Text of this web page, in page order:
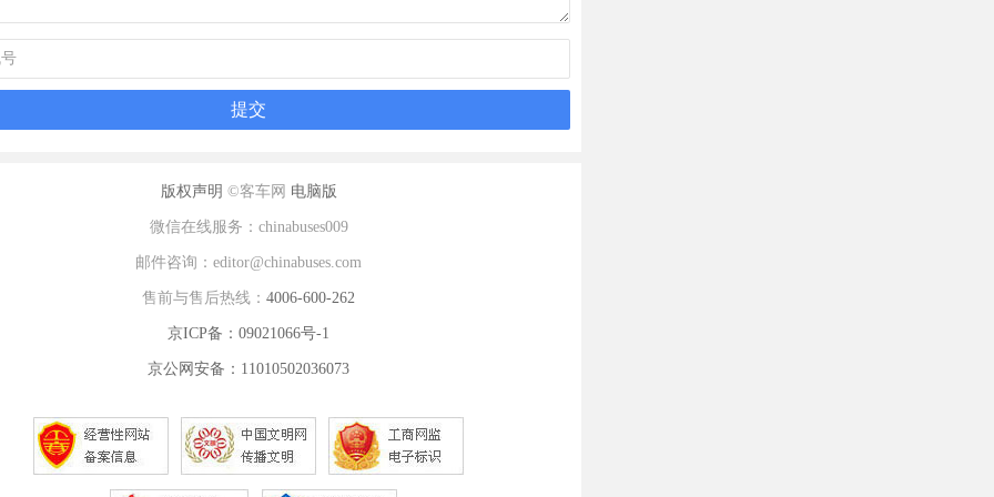
版权声明 ©客车网 电脑版
微信在线服务：chinabuses009
邮件咨询：editor@chinabuses.com
售前与售后热线： 4006-600-262
京ICP备：09021066号-1
京公网安备：11010502036073